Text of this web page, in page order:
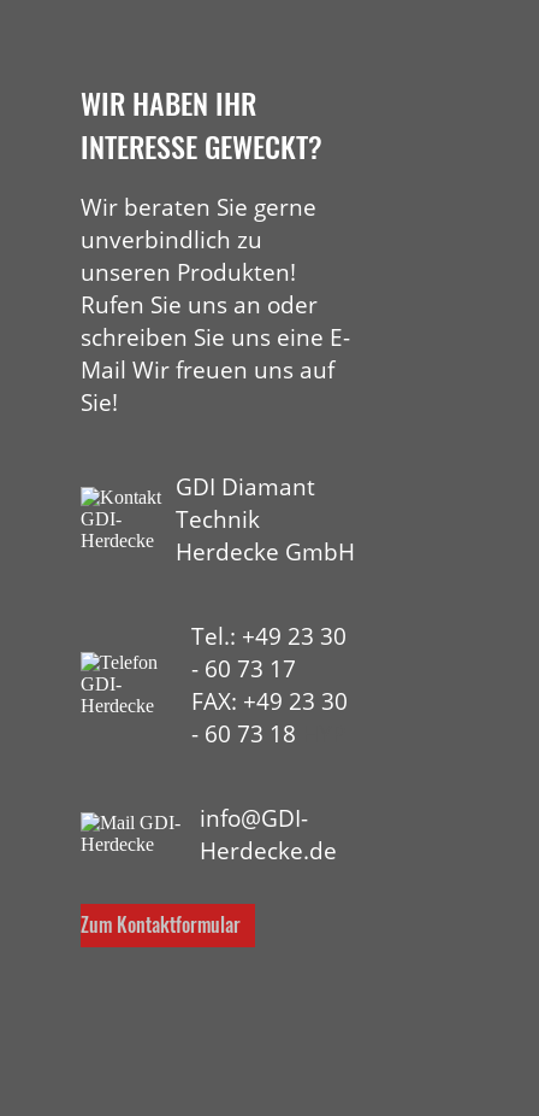
WIR HABEN IHR
INTERESSE GEWECKT?
Wir beraten Sie gerne
unverbindlich zu
unseren Produkten!
Rufen Sie uns an oder
schreiben Sie uns eine E-
Mail Wir freuen uns auf
Sie!
GDI Diamant
Technik
Herdecke GmbH
Tel.: +49 23 30
- 60 73 17
FAX: +49 23 30
- 60 73 18
info@GDI-
Herdecke.de
Zum Kontaktformular